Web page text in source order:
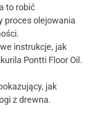
to robić
proces olejowania
instrukcje, jak
Pontti Floor Oil.
jak
z drewna.